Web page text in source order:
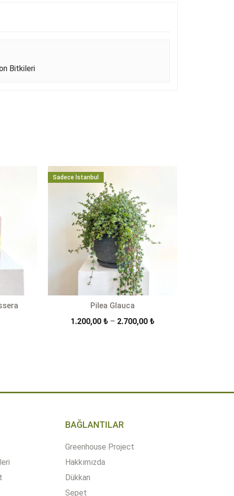
Bitkileri
Sadece İstanbul
Pilea Glauca
1.200,00 ₺ – 2.700,00 ₺Fiyat
BAĞLANTILAR
Greenhouse Project
Hakkımızda
Dükkan
Sepet